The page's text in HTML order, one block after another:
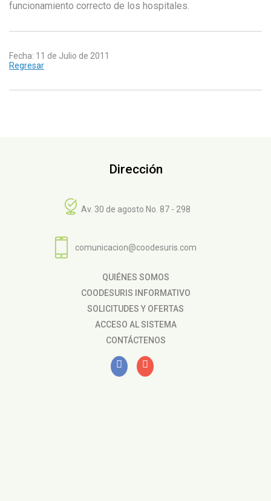
funcionamiento correcto de los hospitales.
Fecha: 11 de Julio de 2011
Regresar
Dirección
Av. 30 de agosto No. 87 - 298
comunicacion@coodesuris.com
QUIÉNES SOMOS
COODESURIS INFORMATIVO
SOLICITUDES Y OFERTAS
ACCESO AL SISTEMA
CONTÁCTENOS